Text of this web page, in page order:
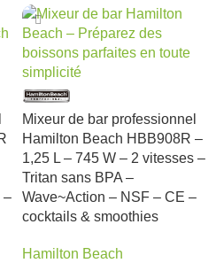
–
Mixeur de bar professionnel
Hamilton Beach HBB908R –
1,25 L – 745 W – 2 vitesses –
Tritan sans BPA –
Wave~Action – NSF – CE –
cocktails & smoothies
Hamilton Beach